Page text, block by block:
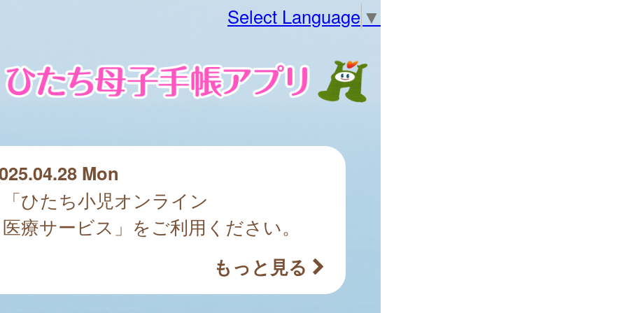
Select Language ▼
Mon
「ひたち小児オンライン
医療サービス」をご利用ください。
もっと見る